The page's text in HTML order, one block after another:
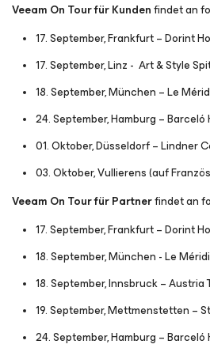
Veeam On Tour für Kundenfindet an
17. September, Frankfurt – Dorint
17. September, Linz - Art & Style
18. September, München – Le
24. September, Hamburg – Barceló
01. Oktober, Düsseldorf – Lindner
03. Oktober, Vullierens (auf
Veeam On Tour für Partnerfindet an
17. September, Frankfurt – Dorint
18. September, München - Le
18. September, Innsbruck –
19. September, Mettmenstetten –
24. September, Hamburg – Barceló